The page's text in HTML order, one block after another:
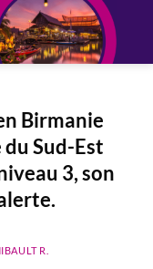
Birmanie
du Sud-Est
3, son
R.